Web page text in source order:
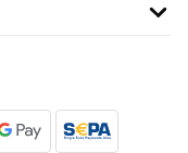
hoch. Dazu die
ELLENŐRZÖTT ÉRTÉKELÉS